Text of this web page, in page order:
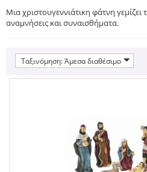
Μια χριστουγεννιάτικη φάτνη
αναμνήσεις και συναισθήματα.
Ταξινόμηση: Άμεσα διαθέσιμο